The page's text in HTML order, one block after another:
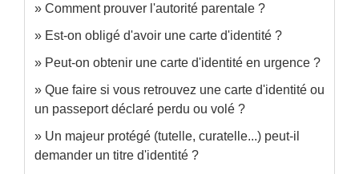
Comment prouver l'autorité parentale ?
Est-on obligé d'avoir une carte d'identité ?
Peut-on obtenir une carte d'identité en urgence ?
Que faire si vous retrouvez une carte d'identité ou
un passeport déclaré perdu ou volé ?
Un majeur protégé (tutelle, curatelle...) peut-il
demander un titre d'identité ?